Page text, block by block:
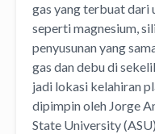
gas yang terbuat dari
seperti magnesium,
penyusunan yang
gas dan debu di
jadi lokasi kelahiran
dipimpin oleh Jorge
State University